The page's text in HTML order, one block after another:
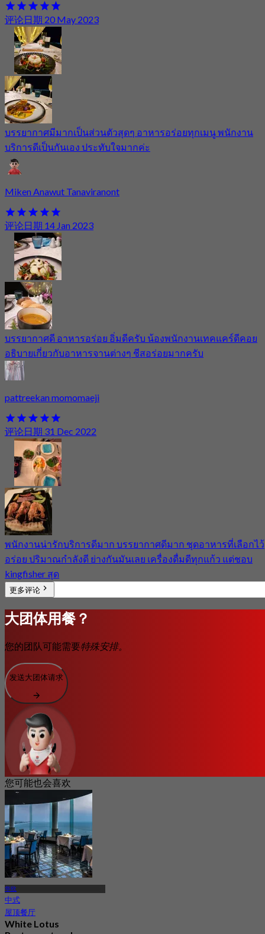
评论日期 20 May 2023
บรรยากาศมีมากเป็นส่วนตัวสุดๆ อาหารอร่อยทุกเมนู พนักงาน
บริการดีเป็นกันเอง ประทับใจมากค่ะ
Miken Anawut Tanaviranont
评论日期 14 Jan 2023
บรรยากาศดี อาหารอร่อย อิ่มดีครับ น้องพนักงานเทคแคร์ดีคอย
อธิบายเกี่ยวกับอาหารจานต่างๆ ชีสอร่อยมากครับ
pattreekan momomaeji
评论日期 31 Dec 2022
พนักงานน่ารักบริการดีมาก บรรยากาศดีมาก ชุดอาหารที่เลือกไว้
อร่อย ปริมาณกำลังดี ย่างกันมันเลย เครื่องดื่มดีทุกแก้ว แต่ชอบ
kingfisher สุด
更多评论
大团体用餐？
您的团队可能需要特殊安排。
发送大团体请求
您可能也会喜欢
华欣
中式
屋顶餐厅
White Lotus